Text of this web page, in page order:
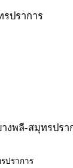
ปราการ
งพลี-สมุทรปรา
ปราการ